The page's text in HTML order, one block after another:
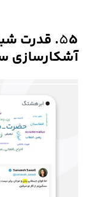
۵۵. قدرت
آشکارسازی